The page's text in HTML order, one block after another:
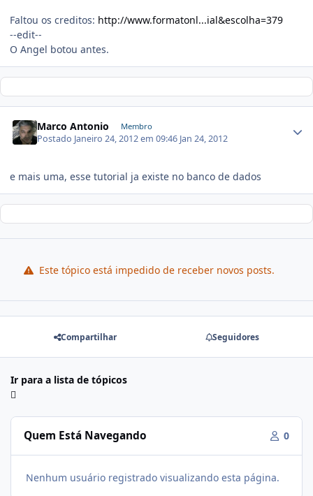
Faltou os creditos: http://www.formatonl...ial&escolha=379
--edit--
O Angel botou antes.
Marco Antonio Membro
Postado Janeiro 24, 2012 em 09:46 Jan 24, 2012
e mais uma, esse tutorial ja existe no banco de dados
Este tópico está impedido de receber novos posts.
Compartilhar Seguidores
Ir para a lista de tópicos
Quem Está Navegando 0
Nenhum usuário registrado visualizando esta página.